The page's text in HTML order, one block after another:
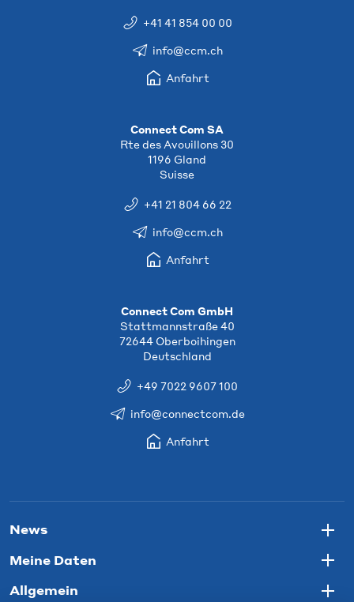
+41 41 854 00 00
info@ccm.ch
Anfahrt
Connect Com SA
Rte des Avouillons 30
1196 Gland
Suisse
+41 21 804 66 22
info@ccm.ch
Anfahrt
Connect Com GmbH
Stattmannstraße 40
72644 Oberboihingen
Deutschland
+49 7022 9607 100
info@connectcom.de
Anfahrt
News
Meine Daten
Allgemein